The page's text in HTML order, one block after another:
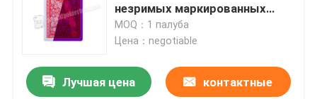
незримых маркированных
играя карточек для игр покера
MOQ：1 палуба
Цена：negotiable
Лучшая цена контактные